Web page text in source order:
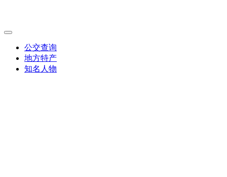
公交查询
地方特产
知名人物